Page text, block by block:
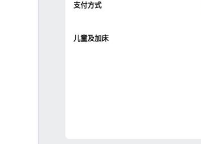
支付方式
儿童及加床